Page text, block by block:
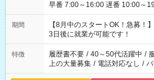
早番 7:00～16:00 遅番 10:00～
と休みを合わせたい」 「余裕を
「できれば残業はしたくない」
ね。 ※Wワーク希望の方へ 今ご覧のお仕事で希望する勤務時間
と、もう1つのお仕事の勤務時
合は応募できません。
期間
【8月中のスタートOK！急募
3日後に就業が可能です！
特徴 履歴書不要 / 40～50代活躍中 /
上の大量募集 / 電話対応なし /